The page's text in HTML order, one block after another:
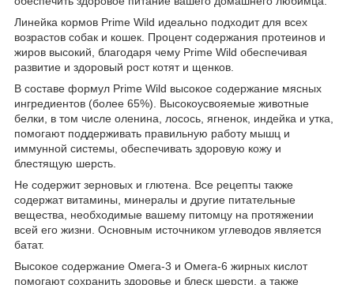
Линейка кормов Prime Wild идеально подходит для всех
возрастов собак и кошек. Процент содержания протеинов и
жиров высокий, благодаря чему Prime Wild обеспечивая
развитие и здоровый рост котят и щенков.
В составе формул Prime Wild высокое содержание мясных
ингредиентов (более 65%). Высокоусвояемые животные
белки, в том числе оленина, лосось, ягненок, индейка и утка,
помогают поддерживать правильную работу мышц и
иммунной системы, обеспечивать здоровую кожу и
блестящую шерсть.
Не содержит зерновых и глютена. Все рецепты также
содержат витамины, минералы и другие питательные
вещества, необходимые вашему питомцу на протяжении
всей его жизни. Основным источником углеводов является
батат.
Высокое содержание Омега-3 и Омега-6 жирных кислот
помогают сохранить здоровье и блеск шерсти, а также